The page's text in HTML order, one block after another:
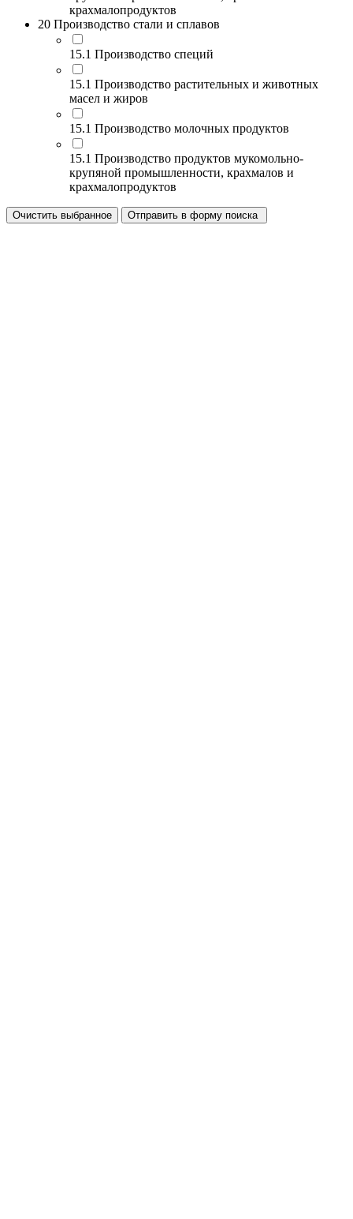
крахмалопродуктов
20 Производство стали и сплавов
15.1 Производство специй
15.1 Производство растительных и животных
масел и жиров
15.1 Производство молочных продуктов
15.1 Производство продуктов мукомольно-
крупяной промышленности, крахмалов и
крахмалопродуктов